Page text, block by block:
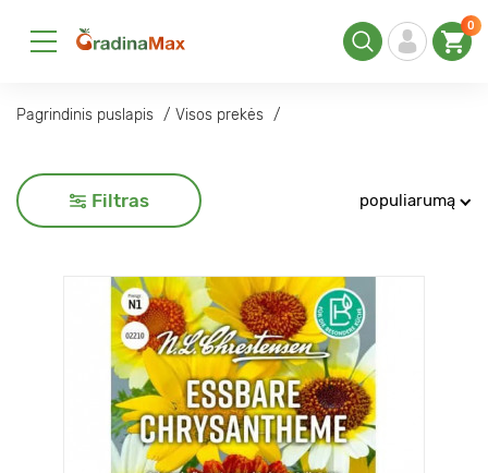
0
Pagrindinis puslapis Visos prekės
Filtras populiarumą